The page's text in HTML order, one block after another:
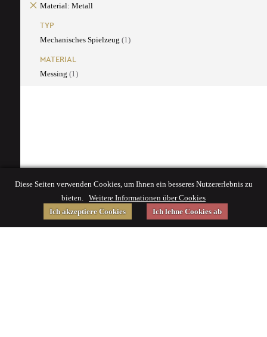
Material: Metall
TYP
Mechanisches Spielzeug (1)
MATERIAL
Messing (1)
Diese Seiten verwenden Cookies, um Ihnen ein besseres Nutzererlebnis zu
bieten. Weitere Informationen über Cookies
Ich akzeptiere Cookies
Ich lehne Cookies ab